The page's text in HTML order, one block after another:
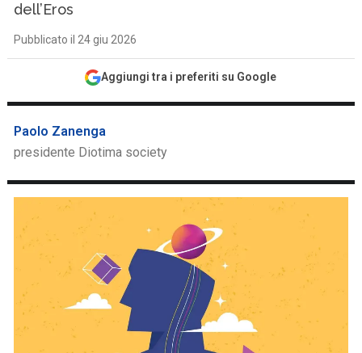
dell’Eros
Pubblicato il 24 giu 2026
Aggiungi tra i preferiti su Google
Paolo Zanenga
presidente Diotima society